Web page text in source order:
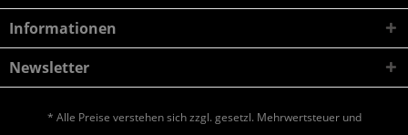
Informationen
Newsletter
* Alle Preise verstehen sich zzgl. gesetzl. Mehrwertsteuer und